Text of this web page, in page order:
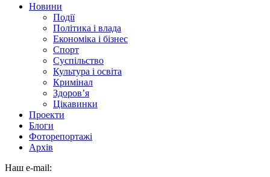
Новини
Події
Політика і влада
Економіка і бізнес
Спорт
Суспільство
Культура і освіта
Кримінал
Здоров’я
Цікавинки
Проекти
Блоги
Фоторепортажі
Архів
Наш e-mail: